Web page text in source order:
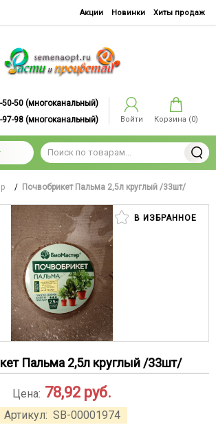
Акции Новинки Хиты продаж
50-50 (многоканальный)
97-98 (многоканальный)
Войти Корзина (0)
/ Почвобрикет Пальма 2,5л круглый /33шт/
В ИЗБРАННОЕ
Пальма 2,5л круглый /33шт/
Артикул: SB-00001974
Цена: 78,92 руб.